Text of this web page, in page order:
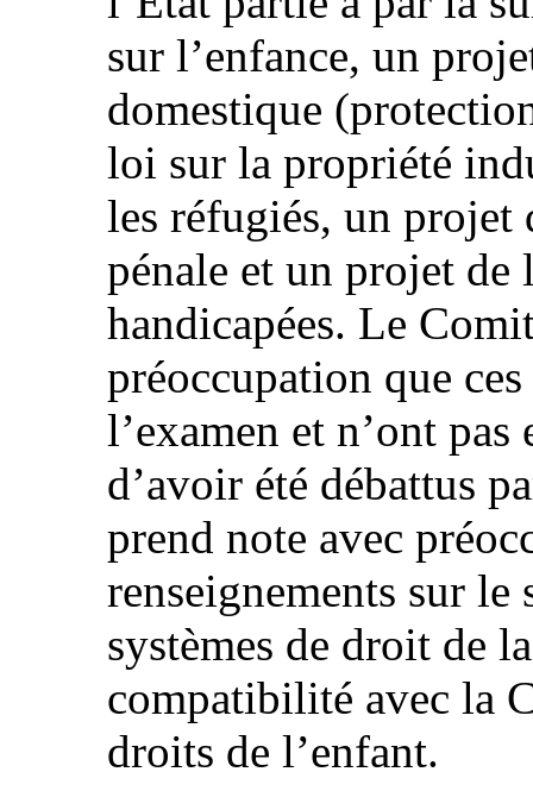
sur l’enfance, un
domestique
loi sur la propriété
les réfugiés, un projet
pénale et un projet de
handicapées. Le
préoccupation que
l’examen et n’ont
d’avoir été débattus
prend note avec
renseignements sur le
systèmes de droit de
compatibilité avec la
droits de l’enfant.